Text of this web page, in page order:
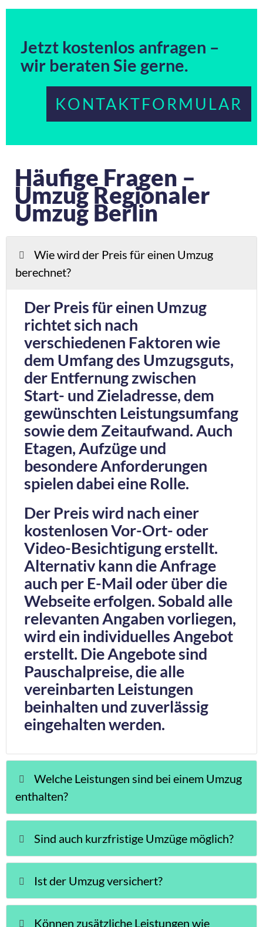
Jetzt kostenlos anfragen –
wir beraten Sie gerne.
KONTAKTFORMULAR
Häufige Fragen –
Umzug Regionaler
Umzug Berlin
Wie wird der Preis für einen Umzug
berechnet?
Der Preis für einen Umzug
richtet sich nach
verschiedenen Faktoren wie
dem Umfang des Umzugsguts,
der Entfernung zwischen
Start- und Zieladresse, dem
gewünschten Leistungsumfang
sowie dem Zeitaufwand. Auch
Etagen, Aufzüge und
besondere Anforderungen
spielen dabei eine Rolle.
Der Preis wird nach einer
kostenlosen Vor-Ort- oder
Video-Besichtigung erstellt.
Alternativ kann die Anfrage
auch per E-Mail oder über die
Webseite erfolgen. Sobald alle
relevanten Angaben vorliegen,
wird ein individuelles Angebot
erstellt. Die Angebote sind
Pauschalpreise, die alle
vereinbarten Leistungen
beinhalten und zuverlässig
eingehalten werden.
Welche Leistungen sind bei einem Umzug
enthalten?
Sind auch kurzfristige Umzüge möglich?
Ist der Umzug versichert?
Können zusätzliche Leistungen wie